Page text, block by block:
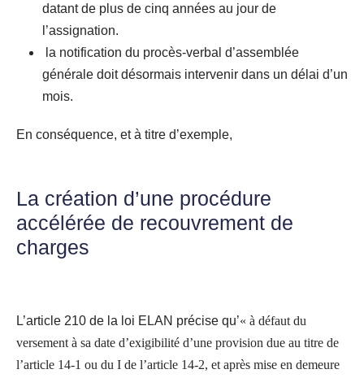
datant de plus de cinq années au jour de
l’assignation.
la notification du procès-verbal d’assemblée
générale doit désormais intervenir dans un délai d’un
mois.
En conséquence, et à titre d’exemple,
La création d’une procédure
accélérée de recouvrement de
charges
L’article 210 de la loi ELAN précise qu’« à défaut du
versement à sa date d’exigibilité d’une provision due au titre de
l’article 14-1 ou du I de l’article 14-2, et après mise en demeure